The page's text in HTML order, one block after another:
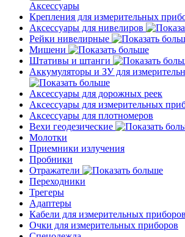
Аксессуары
Крепления для измерительных
Аксессуары для нивелиров
Рейки нивелирные
Мишени
Штативы и штанги
Аккумуляторы и ЗУ для
Аксессуары для дорожных реек
Аксессуары для измерительных
Аксессуары для плотномеров
Вехи геодезические
Молотки
Приемники излучения
Пробники
Отражатели
Переходники
Трегеры
Адаптеры
Кабели для измерительных приборов
Очки для измерительных приборов